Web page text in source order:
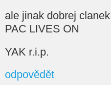
ale jinak dobrej
PAC LIVES ON
YAK r.i.p.
odpovědět